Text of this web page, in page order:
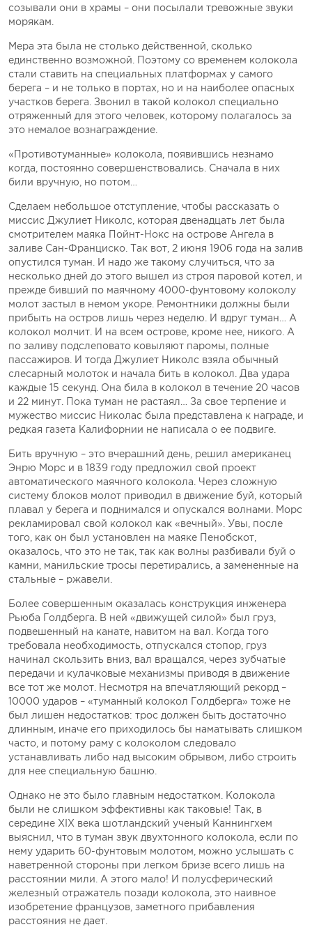
созывали они в храмы – они посылали тревожные звуки
морякам.
Мера эта была не столько действенной, сколько
единственно возможной. Поэтому со временем колокола
стали ставить на специальных платформах у самого
берега – и не только в портах, но и на наиболее опасных
участков берега. Звонил в такой колокол специально
отряженный для этого человек, которому полагалось за
это немалое вознаграждение.
«Противотуманные» колокола, появившись незнамо
когда, постоянно совершенствовались. Сначала в них
били вручную, но потом…
Сделаем небольшое отступление, чтобы рассказать о
миссис Джулиет Николс, которая двенадцать лет была
смотрителем маяка Пойнт-Нокс на острове Ангела в
заливе Сан-Франциско. Так вот, 2 июня 1906 года на залив
опустился туман. И надо же такому случиться, что за
несколько дней до этого вышел из строя паровой котел, и
прежде бивший по маячному 4000-фунтовому колоколу
молот застыл в немом укоре. Ремонтники должны были
прибыть на остров лишь через неделю. И вдруг туман… А
колокол молчит. И на всем острове, кроме нее, никого. А
по заливу подслеповато ковыляют паромы, полные
пассажиров. И тогда Джулиет Николс взяла обычный
слесарный молоток и начала бить в колокол. Два удара
каждые 15 секунд. Она била в колокол в течение 20 часов
и 22 минут. Пока туман не растаял… За свое терпение и
мужество миссис Николас была представлена к награде, и
редкая газета Калифорнии не написала о ее подвиге.
Бить вручную – это вчерашний день, решил американец
Энрю Морс и в 1839 году предложил свой проект
автоматического маячного колокола. Через сложную
систему блоков молот приводил в движение буй, который
плавал у берега и поднимался и опускался волнами. Морс
рекламировал свой колокол как «вечный». Увы, после
того, как он был установлен на маяке Пенобскот,
оказалось, что это не так, так как волны разбивали буй о
камни, манильские тросы перетирались, а замененные на
стальные – ржавели.
Более совершенным оказалась конструкция инженера
Рьюба Голдберга. В ней «движущей силой» был груз,
подвешенный на канате, навитом на вал. Когда того
требовала необходимость, отпускался стопор, груз
начинал скользить вниз, вал вращался, через зубчатые
передачи и кулачковые механизмы приводя в движение
все тот же молот. Несмотря на впечатляющий рекорд –
10000 ударов – «туманный колокол Голдберга» тоже не
был лишен недостатков: трос должен быть достаточно
длинным, иначе его приходилось бы наматывать слишком
часто, и потому раму с колоколом следовало
устанавливать либо над высоким обрывом, либо строить
для нее специальную башню.
Однако не это было главным недостатком. Колокола
были не слишком эффективны как таковые! Так, в
середине XIX века шотландский ученый Каннингхем
выяснил, что в туман звук двухтонного колокола, если по
нему ударить 60-фунтовым молотом, можно услышать с
наветренной стороны при легком бризе всего лишь на
расстоянии мили. А этого мало! И полусферический
железный отражатель позади колокола, это наивное
изобретение французов, заметного прибавления
расстояния не дает.